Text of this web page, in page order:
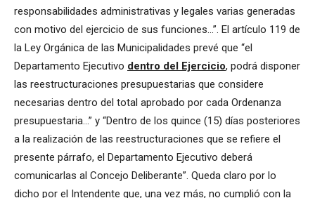
responsabilidades administrativas y legales varias generadas
con motivo del ejercicio de sus funciones…”. El artículo 119 de
la Ley Orgánica de las Municipalidades prevé que “el
Departamento Ejecutivo dentro del Ejercicio, podrá disponer
las reestructuraciones presupuestarias que considere
necesarias dentro del total aprobado por cada Ordenanza
presupuestaria…” y “Dentro de los quince (15) días posteriores
a la realización de las reestructuraciones que se refiere el
presente párrafo, el Departamento Ejecutivo deberá
comunicarlas al Concejo Deliberante”. Queda claro por lo
dicho por el Intendente que, una vez más, no cumplió con la